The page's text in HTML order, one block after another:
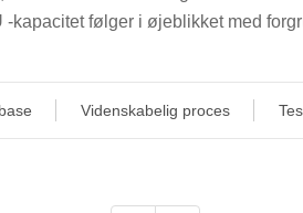
følger i øjeblikket med
Videnskabelig proces